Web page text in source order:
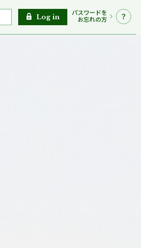
Log in
パスワードを
お忘れの方